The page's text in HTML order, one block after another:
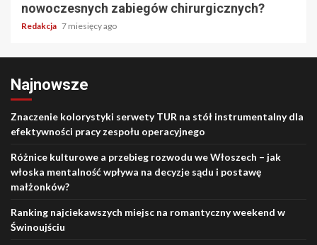
nowoczesnych zabiegów chirurgicznych?
Redakcja 7 miesięcy ago
Najnowsze
Znaczenie kolorystyki serwety TUR na stół instrumentalny dla
efektywności pracy zespołu operacyjnego
Różnice kulturowe a przebieg rozwodu we Włoszech – jak
włoska mentalność wpływa na decyzje sądu i postawę
małżonków?
Ranking najciekawszych miejsc na romantyczny weekend w
Świnoujściu